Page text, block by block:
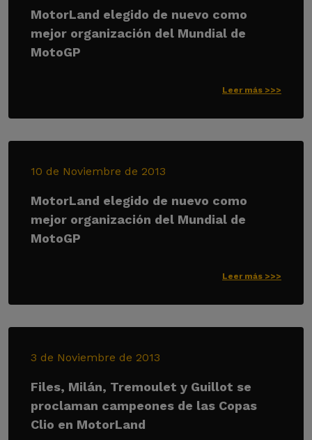
MotorLand elegido de nuevo como
mejor organización del Mundial de
MotoGP
Leer más >>>
10 de Noviembre de 2013
MotorLand elegido de nuevo como
mejor organización del Mundial de
MotoGP
Leer más >>>
3 de Noviembre de 2013
Files, Milán, Tremoulet y Guillot se
proclaman campeones de las Copas
Clio en MotorLand